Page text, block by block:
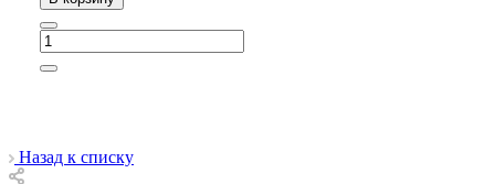
Назад к списку